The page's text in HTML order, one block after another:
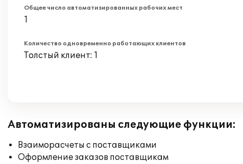
Общее число автоматизированных рабочих мест
1
Количество одновременно работающих клиентов
Толстый клиент: 1
Автоматизированы следующие функции:
Взаиморасчеты с поставщиками
Оформление заказов поставщикам